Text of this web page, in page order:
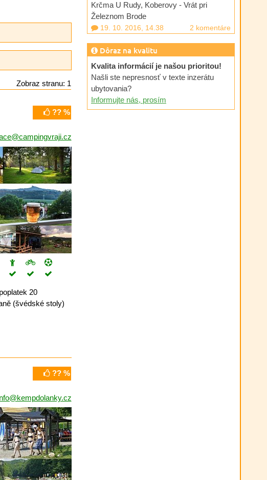
Zobraz stranu: 1
?? %
20
(švédské stoly)
?? %
Krčma U Rudy, Koberovy - Vrát pri
Železnom Brode
19. 10. 2016, 14.38 2 komentáre
Dôraz na kvalitu
Kvalita informácií je našou prioritou!
Našli ste nepresnosť v texte inzerátu
ubytovania?
Informujte nás, prosím